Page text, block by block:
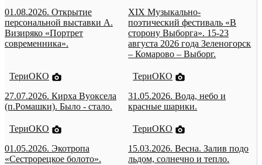
01.08.2026. Открытие
персональной выставки А.
Визиряко «Портрет
современника».
XIX Музыкально-
поэтический фестиваль «В
сторону Выборга». 15-23
августа 2026 года Зеленогорск
– Комарово – Выборг.
ТериОКО
27.07.2026. Кирха Вуоксела
(п.Ромашки). Было - стало.
ТериОКО
31.05.2026. Вода, небо и
красные шарики.
ТериОКО
01.05.2026. Экотропа
«Сестрорецкое болото».
ТериОКО
15.03.2026. Весна. Залив подо
льдом, солнечно и тепло.